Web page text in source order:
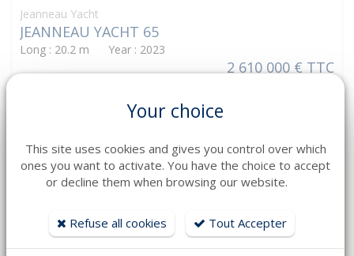
Jeanneau Yacht
JEANNEAU YACHT 65
Long : 20.2 m Year : 2023
2 610 000 € TTC
Your choice
This site uses cookies and gives you control over which
ones you want to activate. You have the choice to accept
or decline them when browsing our website.
Refuse all cookies Tout Accepter